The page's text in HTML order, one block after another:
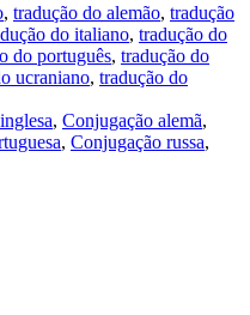
, tradução do alemão, tradução
do italiano, tradução do
do português, tradução do
ucraniano, tradução do
, Conjugação alemã,
, Conjugação russa,